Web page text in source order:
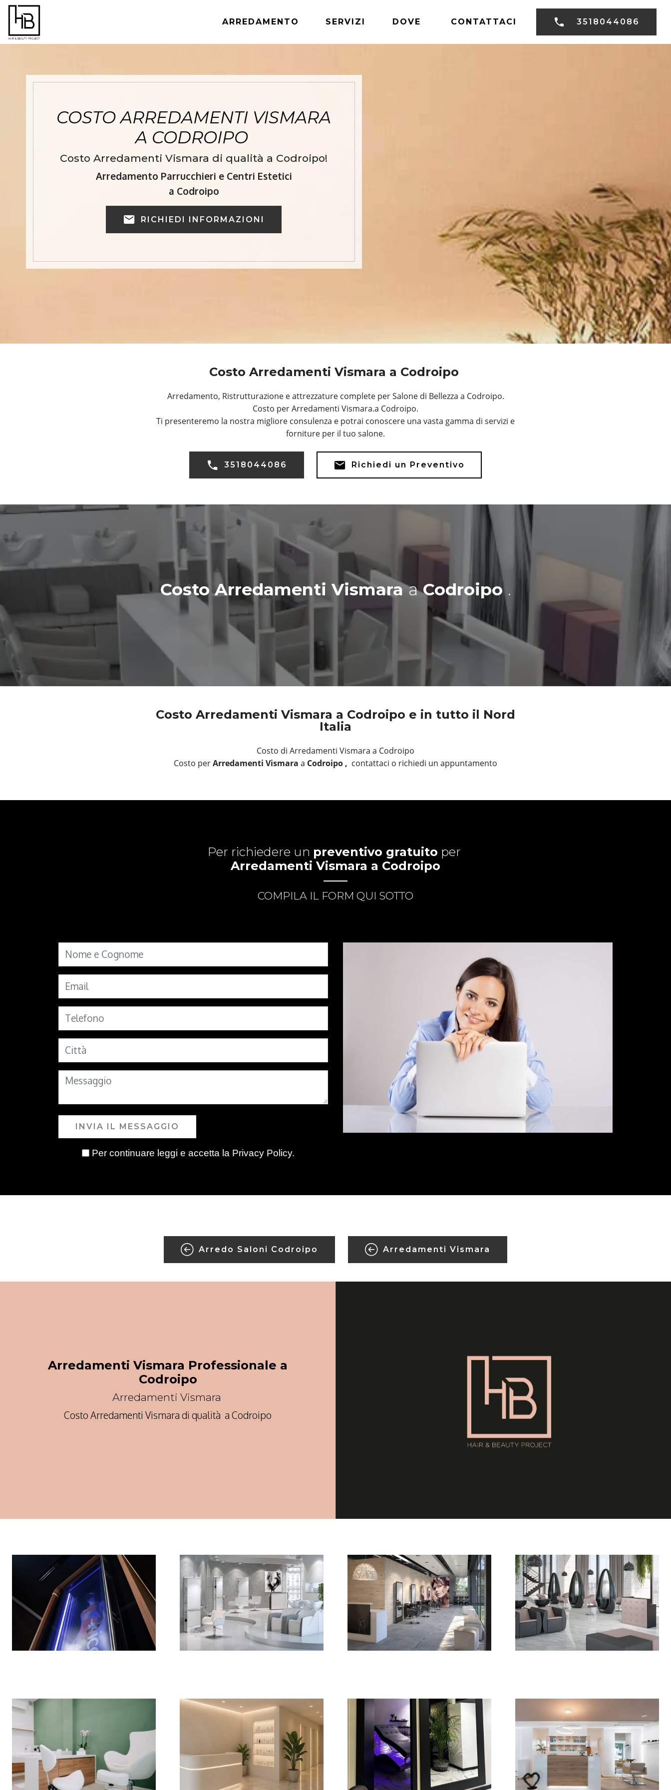
ARREDAMENTO SERVIZI DOVE CONTATTACI 3518044086
COSTO ARREDAMENTI VISMARA
A CODROIPO
Costo Arredamenti Vismara di qualità a Codroipo!
Arredamento Parrucchieri e Centri Estetici
a Codroipo
RICHIEDI INFORMAZIONI
Costo Arredamenti Vismara a Codroipo
Arredamento, Ristrutturazione e attrezzature complete per Salone di Bellezza a Codroipo.
Costo per Arredamenti Vismara.a Codroipo.
Ti presenteremo la nostra migliore consulenza e potrai conoscere una vasta gamma di servizi e
forniture per il tuo salone.
3518044086 Richiedi un Preventivo
Costo Arredamenti VismaraaCodroipo.
Costo Arredamenti Vismara a Codroipo e in tutto il Nord
Italia
Costo di Arredamenti Vismara a Codroipo
Costo perArredamenti Vismara a Codroipo , contattaci o richiedi un appuntamento
Per richiedere un preventivo gratuito per
Arredamenti Vismara a Codroipo
COMPILA IL FORM QUI SOTTO
INVIA IL MESSAGGIO
Per continuare leggi e accetta la Privacy Policy.
Arredo Saloni Codroipo Arredamenti Vismara
Arredamenti Vismara Professionale a
Codroipo
Arredamenti Vismara
Costo Arredamenti Vismara di qualità a Codroipo